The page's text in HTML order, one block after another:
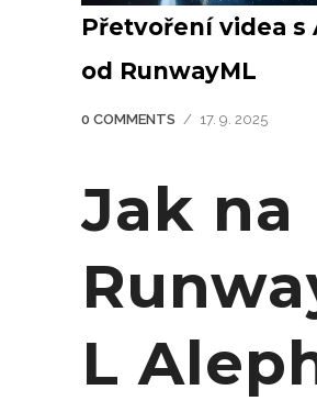
Přetvoření videa s
od RunwayML
0 COMMENTS / 17. 9. 2025
Jak na
L